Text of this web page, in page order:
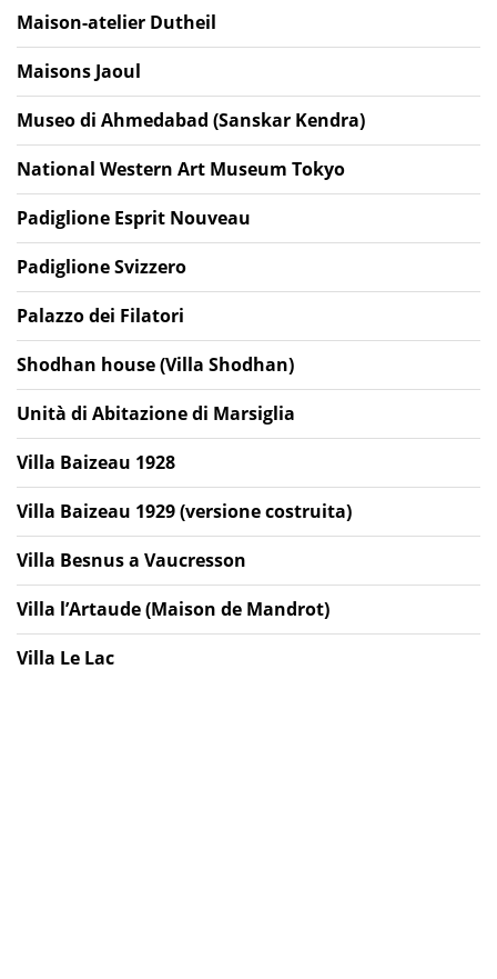
Maison-atelier Dutheil
Maisons Jaoul
Museo di Ahmedabad (Sanskar Kendra)
National Western Art Museum Tokyo
Padiglione Esprit Nouveau
Padiglione Svizzero
Palazzo dei Filatori
Shodhan house (Villa Shodhan)
Unità di Abitazione di Marsiglia
Villa Baizeau 1928
Villa Baizeau 1929 (versione costruita)
Villa Besnus a Vaucresson
Villa l’Artaude (Maison de Mandrot)
Villa Le Lac